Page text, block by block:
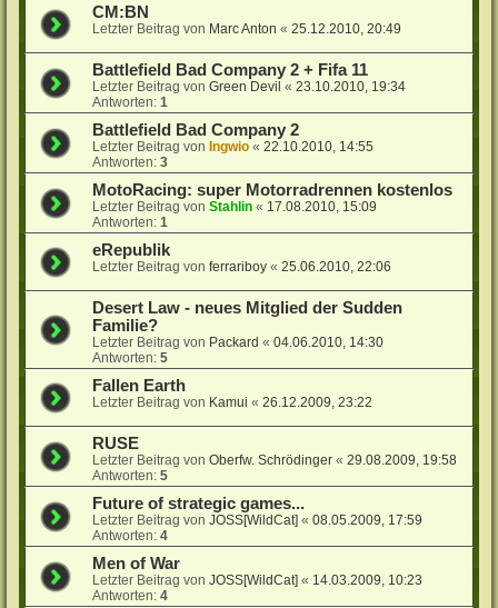
CM:BN
Letzter Beitrag von Marc Anton «25.12.2010, 20:49
Battlefield Bad Company 2 + Fifa 11
Letzter Beitrag vonGreen Devil «23.10.2010, 19:34
Antworten:1
Battlefield Bad Company 2
Letzter Beitrag vonIngwio «22.10.2010, 14:55
Antworten:3
MotoRacing: super Motorradrennen kostenlos
Letzter Beitrag vonStahlin « 17.08.2010, 15:09
Antworten:1
eRepublik
Letzter Beitrag vonferrariboy «25.06.2010, 22:06
Desert Law - neues Mitglied der Sudden
Familie?
Letzter Beitrag von Packard «04.06.2010, 14:30
Antworten:5
Fallen Earth
Letzter Beitrag von Kamui «26.12.2009, 23:22
RUSE
Letzter Beitrag vonOberfw. Schrödinger «29.08.2009, 19:58
Antworten:5
Future of strategic games...
Letzter Beitrag vonJOSS[WildCat] «08.05.2009, 17:59
Antworten:4
Men of War
Letzter Beitrag vonJOSS[WildCat] « 14.03.2009, 10:23
Antworten:4